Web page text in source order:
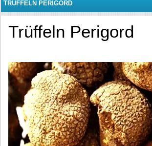
TRÜFFELN PERIGORD
Trüffeln Perigord